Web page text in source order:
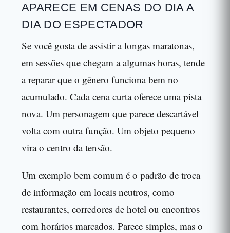
APARECE EM CENAS DO DIA A
DIA DO ESPECTADOR
Se você gosta de assistir a longas maratonas,
em sessões que chegam a algumas horas, tende
a reparar que o gênero funciona bem no
acumulado. Cada cena curta oferece uma pista
nova. Um personagem que parece descartável
volta com outra função. Um objeto pequeno
vira o centro da tensão.
Um exemplo bem comum é o padrão de troca
de informação em locais neutros, como
restaurantes, corredores de hotel ou encontros
com horários marcados. Parece simples, mas o